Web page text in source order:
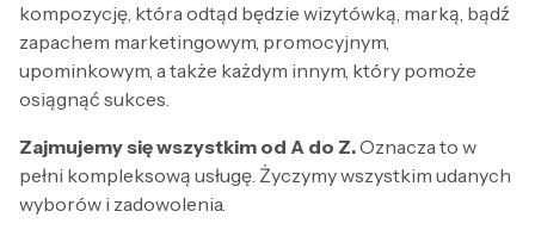
kompozycję, która odtąd będzie wizytówką, marką, bądź
zapachem marketingowym, promocyjnym,
upominkowym, a także każdym innym, który pomoże
osiągnąć sukces.
Zajmujemy się wszystkim od A do Z.Oznacza to w
pełni kompleksową usługę. Życzymy wszystkim udanych
wyborów i zadowolenia.